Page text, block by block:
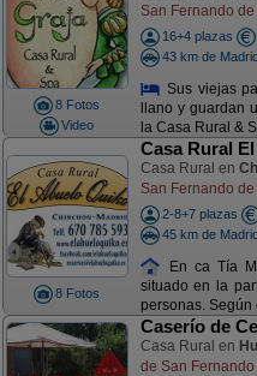
8 Fotos
Video
San Fernando
16+4 plazas
43 km de
Sus viejas
llano y guardan
la Casa Rural &
8 Fotos
Casa Rural
Casa Rural en
San Fernando
2-8+7 plazas
45 km de
En ca Tía
situado en la
personas. Según
Caserío de
Casa Rural en
de San